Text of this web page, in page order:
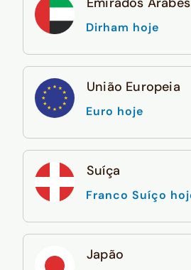
Dirham hoje
União Europeia
Euro hoje
Suíça
Franco Suíço
Japão